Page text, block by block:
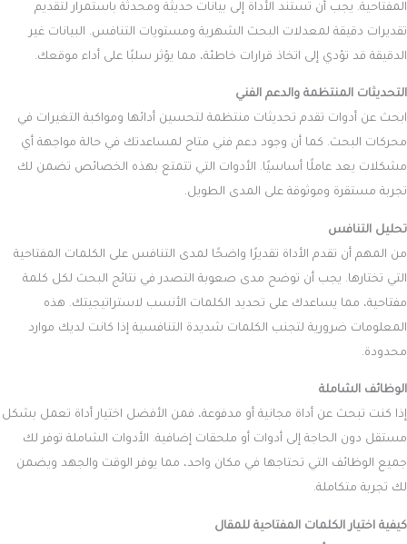
المفتاحية. يجب أن تستند الأداة إلى بيانات حديثة ومحدثة باستمرار لتقديم
تقديرات دقيقة لمعدلات البحث الشهرية ومستويات التنافس. البيانات غير
الدقيقة قد تؤدي إلى اتخاذ قرارات خاطئة، مما يؤثر سلبًا على أداء موقعك.
التحديثات المنتظمة والدعم الفني
ابحث عن أدوات تقدم تحديثات منتظمة لتحسين أدائها ومواكبة التغيرات في
محركات البحث. كما أن وجود دعم فني متاح لمساعدتك في حالة مواجهة أي
مشكلات يعد عاملًا أساسيًا. الأدوات التي تتمتع بهذه الخصائص تضمن لك
تجربة مستقرة وموثوقة على المدى الطويل.
تحليل التنافس
من المهم أن تقدم الأداة تقديرًا واضحًا لمدى التنافس على الكلمات المفتاحية
التي تختارها. يجب أن توضح مدى صعوبة التصدر في نتائج البحث لكل كلمة
مفتاحية، مما يساعدك على تحديد الكلمات الأنسب لاستراتيجيتك. هذه
المعلومات ضرورية لتجنب الكلمات شديدة التنافسية إذا كانت لديك موارد
محدودة.
الوظائف الشاملة
إذا كنت تبحث عن أداة مجانية أو مدفوعة، فمن الأفضل اختيار أداة تعمل بشكل
مستقل دون الحاجة إلى أدوات أو ملحقات إضافية. الأدوات الشاملة توفر لك
جميع الوظائف التي تحتاجها في مكان واحد، مما يوفر الوقت والجهد ويضمن
لك تجربة متكاملة.
كيفية اختيار الكلمات المفتاحية للمقال